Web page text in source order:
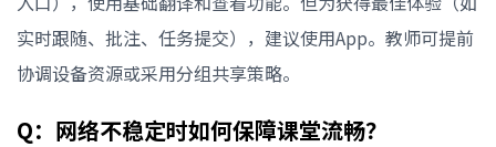
实时跟随、批注、任务提交），建议使用App。教师可提前
协调设备资源或采用分组共享策略。
Q：网络不稳定时如何保障课堂流畅？